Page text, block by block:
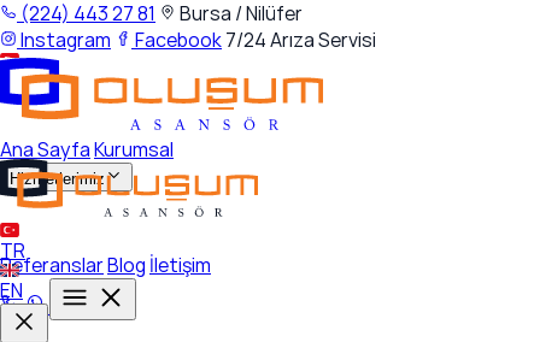
(224) 443 27 81
Bursa / Nilüfer
Instagram
Facebook7/24 Arıza Servisi
TR
EN
Ana SayfaKurumsal
Hizmetlerimiz
ReferanslarBlog İletişim
TR
EN